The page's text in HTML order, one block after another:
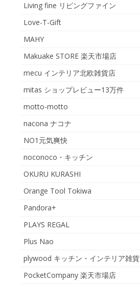
Living fine リビングファイン
Love-T-Gift
MAHY
Makuake STORE 楽天市場店
mecu インテリア北欧雑貨店
mitas ショップレビュー13万件
motto-motto
nacona ナコナ
NO1元気爽快
noconoco・キッチン
OKURU KURASHI
Orange Tool Tokiwa
Pandora+
PLAYS REGAL
Plus Nao
plywood キッチン・インテリア雑貨
PocketCompany 楽天市場店